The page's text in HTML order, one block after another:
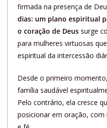
firmada na presença de
dias: um plano espiritual
o coração de Deus surge
para mulheres virtuosas
espiritual da intercessão
Desde o primeiro
família saudável
Pelo contrário, ela cresce
posicionar em oração, com